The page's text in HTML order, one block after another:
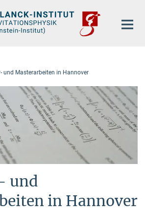
und Masterarbeiten in Hannover
und
in Hannover